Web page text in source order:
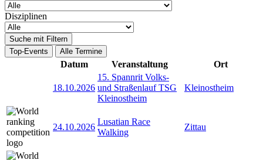
Disziplinen
Suche mit Filtern
Top-Events
Alle Termine
Datum Veranstaltung Ort
18.10.2026
15. Spannrit Volks-
und Straßenlauf TSG
Kleinostheim
Kleinostheim
24.10.2026
Lusatian Race
Walking
Zittau